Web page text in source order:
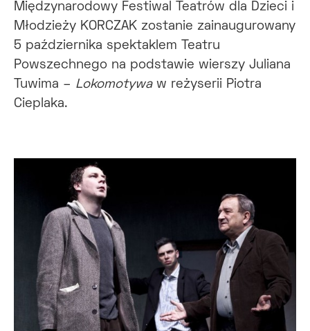
Międzynarodowy Festiwal Teatrów dla Dzieci i
Młodzieży KORCZAK zostanie zainaugurowany
5 października spektaklem Teatru
Powszechnego na podstawie wierszy Juliana
Tuwima – Lokomotywaw reżyserii Piotra
Cieplaka.